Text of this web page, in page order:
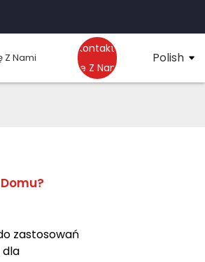
Z Nami
Skontaktuj
Się Z Nami
Polish
zastosowań
dla